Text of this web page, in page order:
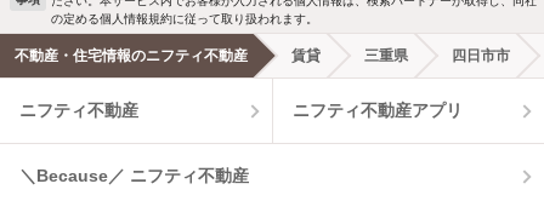
洗濯機置場あり 独立洗面台
エアコンあり 都市ガス
温水洗浄便座 オートロック
コンロ2口以上
の定める個人情報規約に従って取り扱われます。
不動産・住宅情報のニフティ不動産 賃貸 三重県 四日市市
ニフティ不動産 ニフティ不動産アプリ
＼Because／ ニフティ不動産